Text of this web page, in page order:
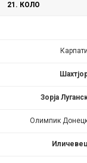
21. КОЛО
Карпати
Зорја
Олимпик